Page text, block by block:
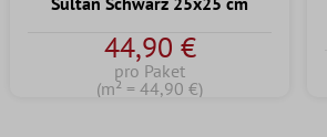
44,90 €
pro Paket
(m² = 44,90 €)